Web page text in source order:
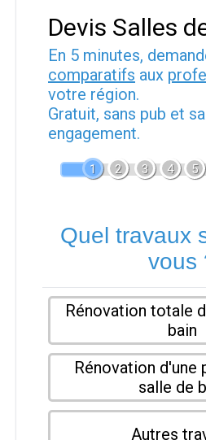
Devis Salles
En 5 minutes,
comparatifs aux
votre région.
Gratuit, sans pub et
engagement.
1 2 3 4 5
Quel travaux
vous
Rénovation totale
bain
Rénovation d'une
salle de
Autres